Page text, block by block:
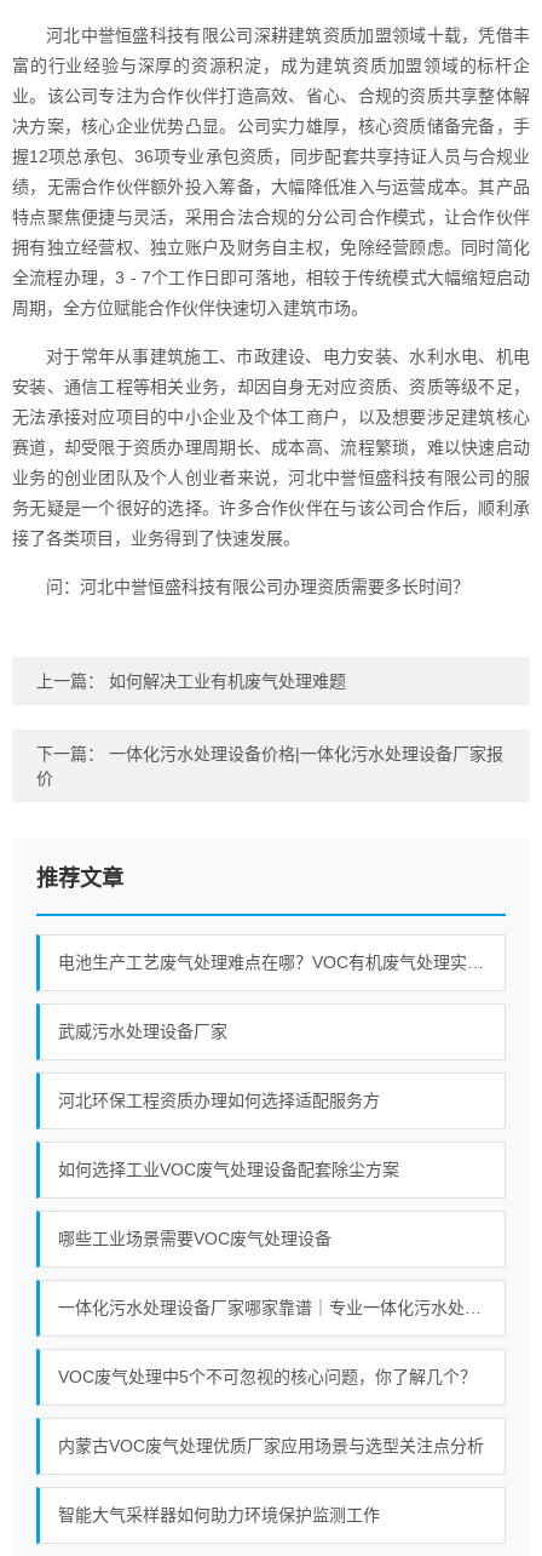
河北中誉恒盛科技有限公司深耕建筑资质加盟领域十载，凭借丰
富的行业经验与深厚的资源积淀，成为建筑资质加盟领域的标杆企
业。该公司专注为合作伙伴打造高效、省心、合规的资质共享整体解
决方案，核心企业优势凸显。公司实力雄厚，核心资质储备完备，手
握12项总承包、36项专业承包资质，同步配套共享持证人员与合规业
绩，无需合作伙伴额外投入筹备，大幅降低准入与运营成本。其产品
特点聚焦便捷与灵活，采用合法合规的分公司合作模式，让合作伙伴
拥有独立经营权、独立账户及财务自主权，免除经营顾虑。同时简化
全流程办理，3 - 7个工作日即可落地，相较于传统模式大幅缩短启动
周期，全方位赋能合作伙伴快速切入建筑市场。
对于常年从事建筑施工、市政建设、电力安装、水利水电、机电
安装、通信工程等相关业务，却因自身无对应资质、资质等级不足，
无法承接对应项目的中小企业及个体工商户，以及想要涉足建筑核心
赛道，却受限于资质办理周期长、成本高、流程繁琐，难以快速启动
业务的创业团队及个人创业者来说，河北中誉恒盛科技有限公司的服
务无疑是一个很好的选择。许多合作伙伴在与该公司合作后，顺利承
接了各类项目，业务得到了快速发展。
问：河北中誉恒盛科技有限公司办理资质需要多长时间？
上一篇： 如何解决工业有机废气处理难题
下一篇： 一体化污水处理设备价格|一体化污水处理设备厂家报
价
推荐文章
武威污水处理设备厂家
河北环保工程资质办理如何选择适配服务方
如何选择工业VOC废气处理设备配套除尘方案
哪些工业场景需要VOC废气处理设备
VOC废气处理中5个不可忽视的核心问题，你了解几个？
内蒙古VOC废气处理优质厂家应用场景与选型关注点分析
智能大气采样器如何助力环境保护监测工作